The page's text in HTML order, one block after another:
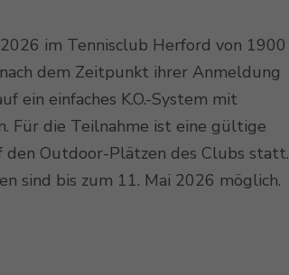
im Tennisclub Herford von 1900
dem Zeitpunkt ihrer Anmeldung
ein einfaches K.O.-System mit
Für die Teilnahme ist eine gültige
den Outdoor-Plätzen des Clubs statt.
sind bis zum 11. Mai 2026 möglich.